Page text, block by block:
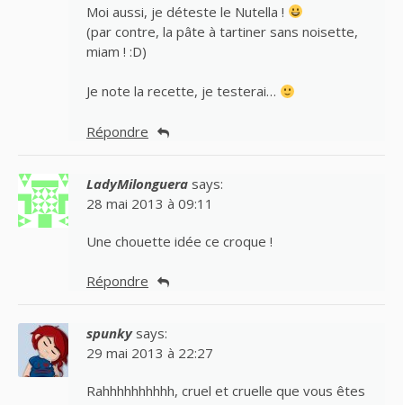
Moi aussi, je déteste le Nutella !
(par contre, la pâte à tartiner sans noisette,
miam ! :D)
Je note la recette, je testerai…
Répondre
LadyMilonguera says:
28 mai 2013 à 09:11
Une chouette idée ce croque !
Répondre
spunky says:
29 mai 2013 à 22:27
Rahhhhhhhhhh, cruel et cruelle que vous êtes